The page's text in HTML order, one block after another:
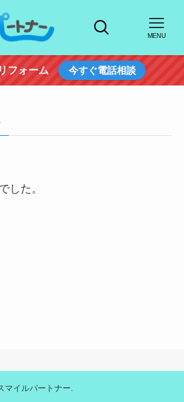
MENU
フォーム 今すぐ電話相談
した。
マイルパートナー.